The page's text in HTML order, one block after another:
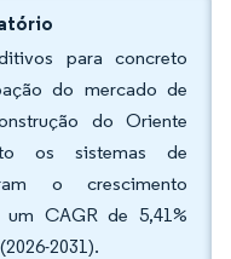
para concreto
do mercado de
do Oriente
os sistemas de
o crescimento
CAGR de 5,41%
2031).